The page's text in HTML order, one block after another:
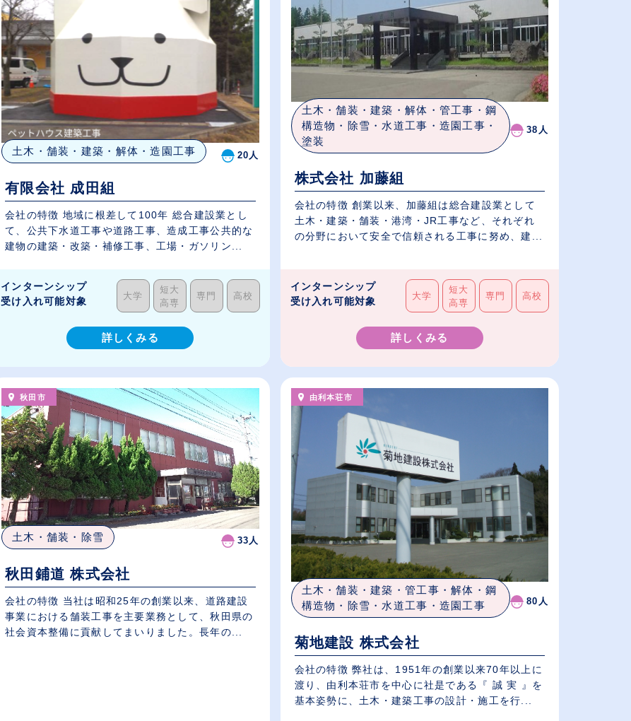
土木・舗装・建築・解体・造園工事 20人
有限会社 成田組
会社の特徴 地域に根差して100年 総合建設業とし
て、公共下水道工事や道路工事、造成工事公共的な
建物の建築・改築・補修工事、工場・ガソリン...
インターンシップ
受け入れ可能対象
大学
短大
高専
専門 高校
詳しくみる
土木・舗装・建築・解体・管工事・鋼
構造物・除雪・水道工事・造園工事・
塗装
38人
株式会社 加藤組
会社の特徴 創業以来、加藤組は総合建設業として
土木・建築・舗装・港湾・JR工事など、それぞれ
の分野において安全で信頼される工事に努め、建...
インターンシップ
受け入れ可能対象
大学
短大
高専
専門 高校
詳しくみる
秋田市
土木・舗装・除雪 33人
秋田鋪道 株式会社
会社の特徴 当社は昭和25年の創業以来、道路建設
事業における舗装工事を主要業務として、秋田県の
社会資本整備に貢献してまいりました。長年の...
由利本荘市
土木・舗装・建築・管工事・解体・鋼
構造物・除雪・水道工事・造園工事
80人
菊地建設 株式会社
会社の特徴 弊社は、1951年の創業以来70年以上に
渡り、由利本荘市を中心に社是である『 誠 実 』を
基本姿勢に、土木・建築工事の設計・施工を行...